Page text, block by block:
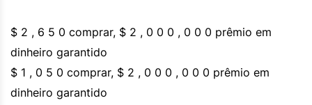
$ 2 , 6 5 0 comprar, $ 2 , 0 0 0 , 0 0 0 prêmio em
dinheiro garantido
$ 1 , 0 5 0 comprar, $ 2 , 0 0 0 , 0 0 0 prêmio em
dinheiro garantido